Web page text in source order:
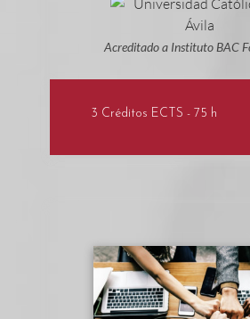
Acreditado a Instituto BAC
3 Créditos ECTS - 75 h